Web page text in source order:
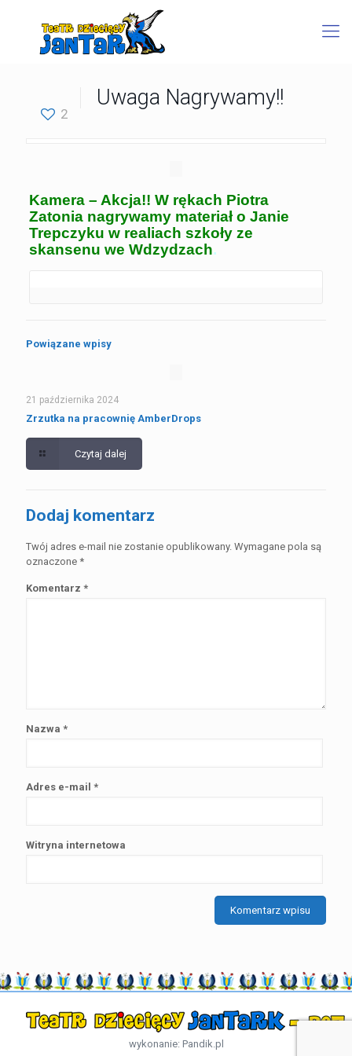
2
Uwaga Nagrywamy!!
Kamera – Akcja!! W rękach Piotra
Zatonia nagrywamy materiał o Janie
Trepczyku w realiach szkoły ze
skansenu we Wdzydzach.
Powiązane wpisy
21 października 2024
Zrzutka na pracownię AmberDrops
Czytaj dalej
Dodaj komentarz
Twój adres e-mail nie zostanie opublikowany. Wymagane pola są
oznaczone *
Komentarz *
Nazwa *
Adres e-mail *
Witryna internetowa
wykonanie: Pandik.pl